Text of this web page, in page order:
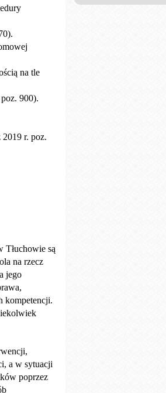
na tle
900).
r. poz.
Tłuchowie są
na rzecz
jego
kompetencji.
a w sytuacji
poprzez